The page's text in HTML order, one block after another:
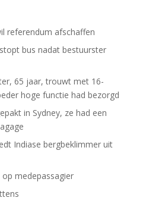
referendum afschaffen
bus nadat bestuurster
65 jaar, trouwt met 16-
hoge functie had bezorgd
in Sydney, ze had een
Indiase bergbeklimmer uit
medepassagier